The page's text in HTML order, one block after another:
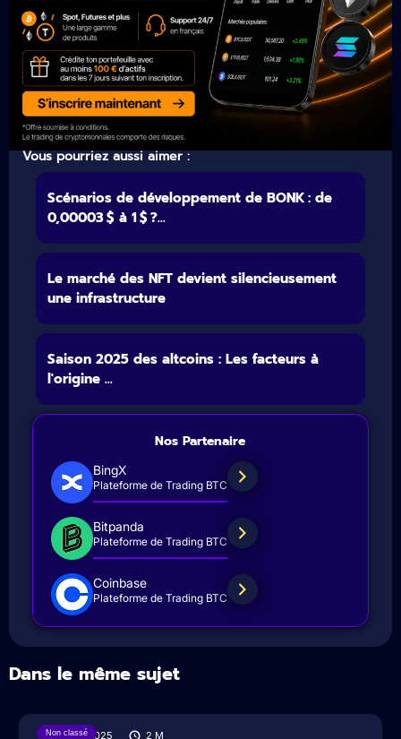
Vous pourriez aussi aimer :
Scénarios de développement de BONK : de
0,00003 $ à 1 $ ?...
Le marché des NFT devient silencieusement
une infrastructure
Saison 2025 des altcoins : Les facteurs à
l'origine ...
Nos Partenaire
BingX
Plateforme de Trading BTC
Bitpanda
Plateforme de Trading BTC
Coinbase
Plateforme de Trading BTC
Dans le même sujet
Non classé
07/07/2025 2 M